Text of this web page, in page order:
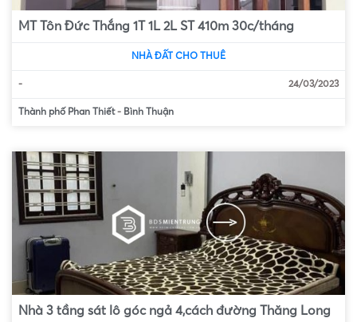
MT Tôn Đức Thắng 1T 1L 2L ST 410m 30c/tháng
NHÀ ĐẤT CHO THUÊ
- 24/03/2023
Thành phố Phan Thiết - Bình Thuận
Nhà 3 tầng sát lô góc ngả 4,cách đường Thăng Long